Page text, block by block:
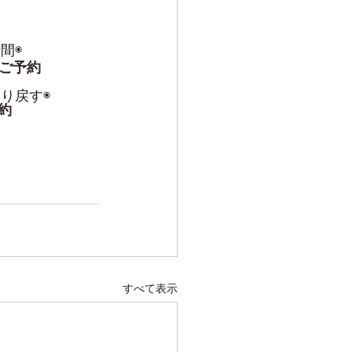
◉
予約
戻す◉
すべて表示